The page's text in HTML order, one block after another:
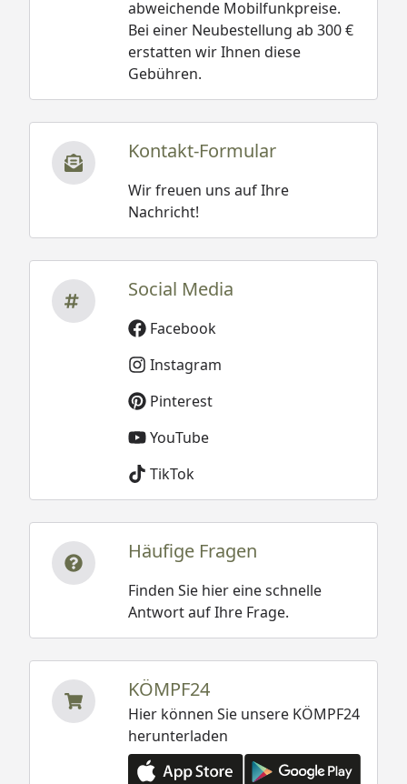
abweichende Mobilfunkpreise.
Bei einer Neubestellung ab 300 €
erstatten wir Ihnen diese
Gebühren.
Kontakt-Formular
Wir freuen uns auf Ihre
Nachricht!
Social Media
Facebook
Instagram
Pinterest
YouTube
TikTok
Häufige Fragen
Finden Sie hier eine schnelle
Antwort auf Ihre Frage.
KÖMPF24
Hier können Sie unsere KÖMPF24
herunterladen